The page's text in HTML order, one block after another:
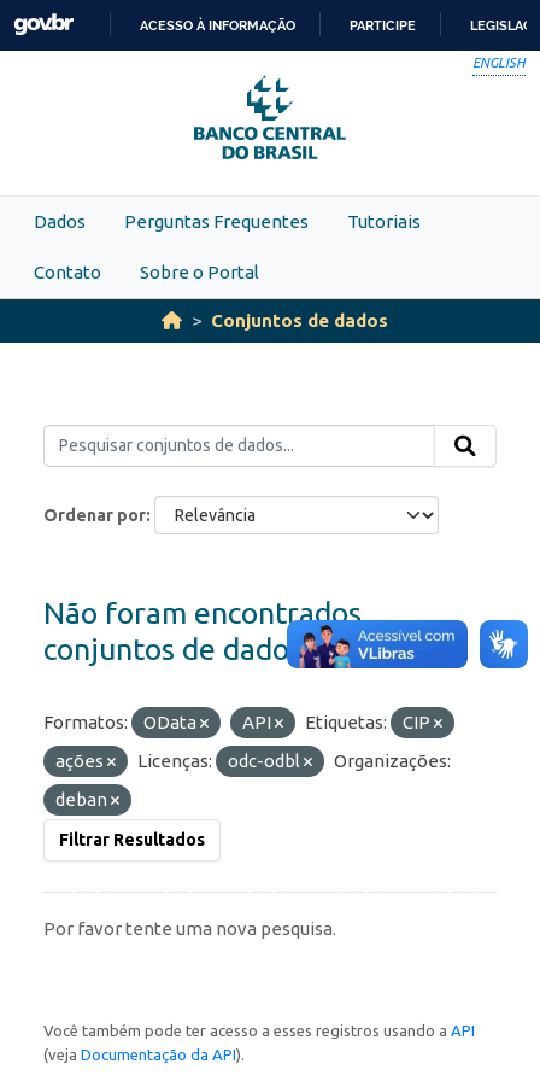
Skip to main content
PARA
O
CONTEÚDO
ACESSO À INFORMAÇÃO PARTICIPE
ENGLISH
Dados Perguntas Frequentes Tutoriais
Contato Sobre o Portal
Conjuntos de dados
Ordenar por
Não foram encontrados
conjuntos de dados
Formatos: OData API Etiquetas:
CIP
ações
Licenças: odc-odbl
Organizações:
deban
Filtrar Resultados
Por favor tente uma nova pesquisa.
Você também pode ter acesso a esses registros usando a API
(veja Documentação da API).